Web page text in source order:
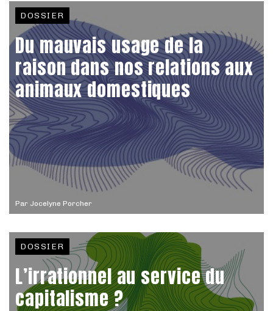
Par Jocelyne Porcher
DOSSIER
Du mauvais usage de la
raison dans nos relations aux
animaux domestiques
DOSSIER
L’irrationnel au service du
capitalisme ?